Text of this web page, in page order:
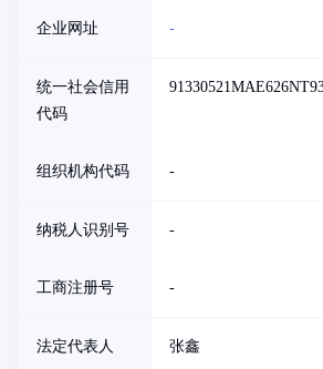
企业网址 -
统一社会信用
代码
组织机构代码 -
纳税人识别号 -
工商注册号 -
法定代表人 张鑫